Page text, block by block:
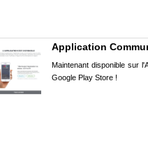
Application
Maintenant disponible sur
Google Play Store !